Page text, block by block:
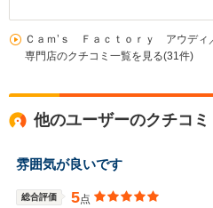
Ｃａｍ’ｓ Ｆａｃｔｏｒｙ アウデ
専門店のクチコミ一覧を見る(31件)
他のユーザーのクチコミ
雰囲気が良いです
総合評価 5点